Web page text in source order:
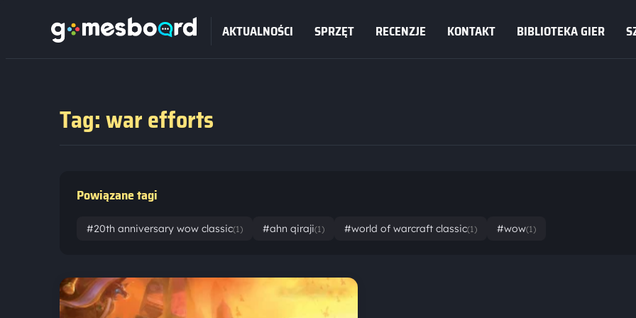
AKTUALNOŚCI SPRZĘT RECENZJE KONTAKT BIBLIOTEKA GIER
Tag: war efforts
Powiązane tagi
#20th anniversary wow classic(1) #ahn qiraji(1) #world of warcraft classic(1) #wow(1)